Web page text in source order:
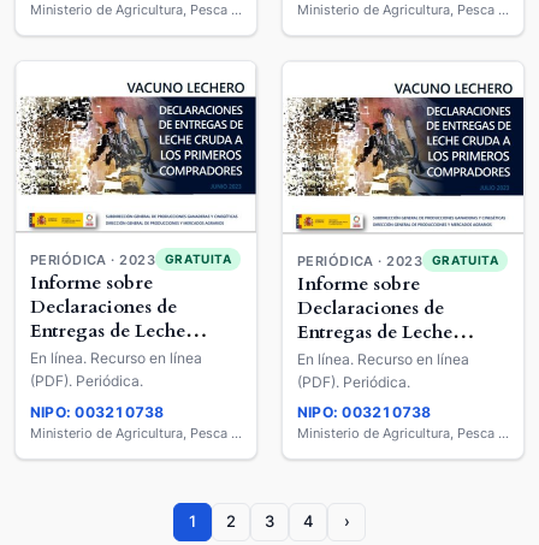
Ministerio de Agricultura, Pesca y Alimentación
Ministerio de Agricultura, Pesca y Alimentación
PERIÓDICA · 2023 GRATUITA
Informe sobre
Declaraciones de
Entregas de Leche
Cruda a los Primeros
Compradores : Vacuno
Lechero
En línea. Recurso en línea
(PDF). Periódica.
NIPO: 003210738
Ministerio de Agricultura, Pesca y Alimentación
PERIÓDICA · 2023 GRATUITA
Informe sobre
Declaraciones de
Entregas de Leche
Cruda a los Primeros
Compradores : Vacuno
Lechero
En línea. Recurso en línea
(PDF). Periódica.
NIPO: 003210738
Ministerio de Agricultura, Pesca y Alimentación
1 2 3 4 ›